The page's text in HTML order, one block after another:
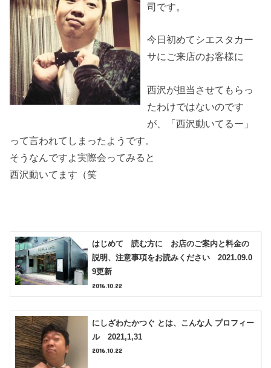
司です。
今日初めてシエスタカー
サにご来店のお客様に
西沢が担当させてもらっ
たわけではないのです
が、「西沢動いてるー」
って言われてしまったようです。
そうなんですよ実際会ってみると
西沢動いてます（笑
はじめて 読む方に お店のご案内と料金の
説明、注意事項をお読みください 2021.09.0
9更新
2016.10.22
にしざわたかつぐ とは、こんな人 プロフィー
ル 2021,1,31
2016.10.22